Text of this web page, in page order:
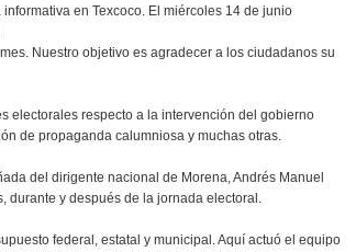
en Texcoco. El miércoles 14 de junio
Nuestro objetivo es agradecer a los ciudadanos su
electorales respecto a la intervención del gobierno
de propaganda calumniosa y muchas otras.
del dirigente nacional de Morena, Andrés Manuel
durante y después de la jornada electoral.
federal, estatal y municipal. Aquí actuó el equipo